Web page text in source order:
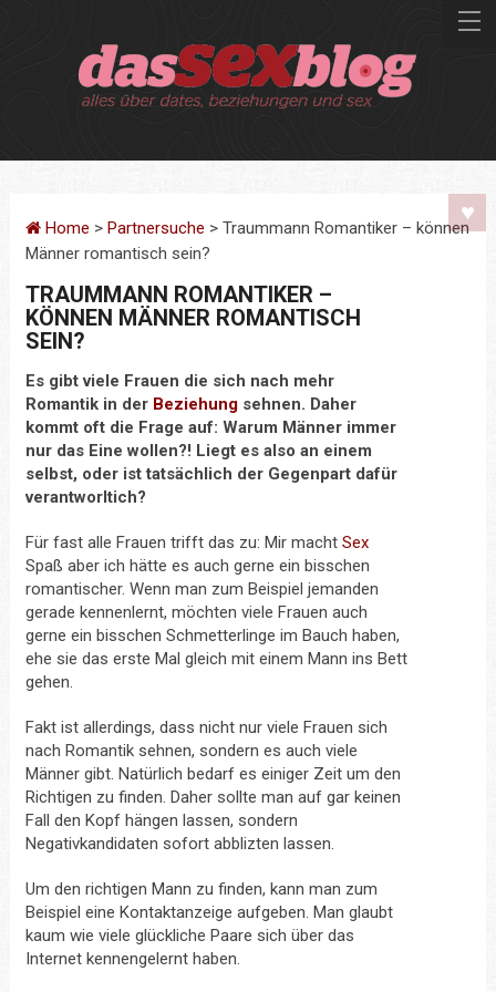
Home > Partnersuche > Traummann Romantiker – können
Männer romantisch sein?
TRAUMMANN ROMANTIKER –
KÖNNEN MÄNNER ROMANTISCH
SEIN?
Es gibt viele Frauen die sich nach mehr
Romantik in der Beziehungsehnen. Daher
kommt oft die Frage auf: Warum Männer immer
nur das Eine wollen?! Liegt es also an einem
selbst, oder ist tatsächlich der Gegenpart dafür
verantworltich?
Für fast alle Frauen trifft das zu: Mir macht Sex
Spaß aber ich hätte es auch gerne ein bisschen
romantischer. Wenn man zum Beispiel jemanden
gerade kennenlernt, möchten viele Frauen auch
gerne ein bisschen Schmetterlinge im Bauch haben,
ehe sie das erste Mal gleich mit einem Mann ins Bett
gehen.
Fakt ist allerdings, dass nicht nur viele Frauen sich
nach Romantik sehnen, sondern es auch viele
Männer gibt. Natürlich bedarf es einiger Zeit um den
Richtigen zu finden. Daher sollte man auf gar keinen
Fall den Kopf hängen lassen, sondern
Negativkandidaten sofort abblizten lassen.
Um den richtigen Mann zu finden, kann man zum
Beispiel eine Kontaktanzeige aufgeben. Man glaubt
kaum wie viele glückliche Paare sich über das
Internet kennengelernt haben.